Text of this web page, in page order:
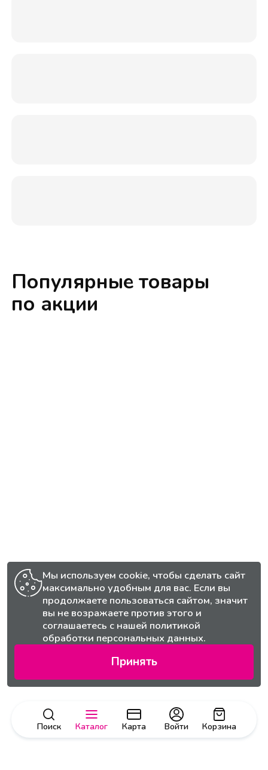
Поиск Каталог Карта Корзина
Войти
Популярные товары
по акции
Мы используем cookie, чтобы сделать сайт
максимально удобным для вас. Если вы
продолжаете пользоваться сайтом, значит
вы не возражаете против этого и
соглашаетесь с нашей политикой
обработки персональных данных.
Принять